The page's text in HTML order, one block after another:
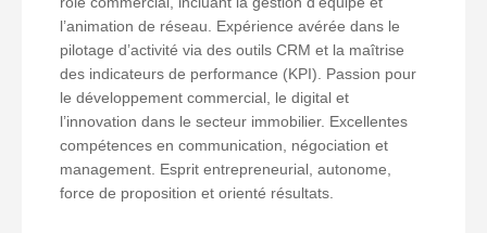
l’animation de réseau. Expérience avérée dans le
pilotage d’activité via des outils CRM et la maîtrise
des indicateurs de performance (KPI). Passion pour
le développement commercial, le digital et
l’innovation dans le secteur immobilier. Excellentes
compétences en communication, négociation et
management. Esprit entrepreneurial, autonome,
force de proposition et orienté résultats.